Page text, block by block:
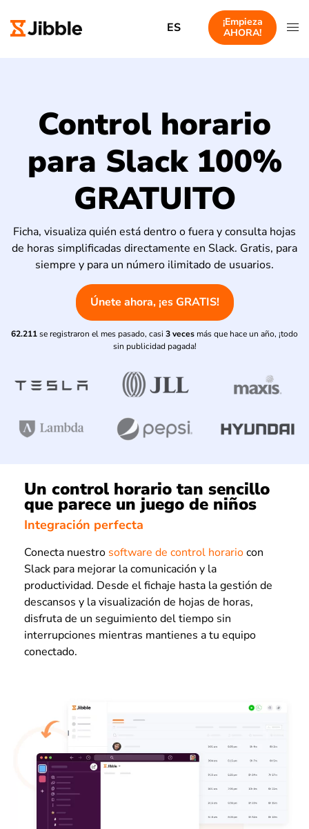
ES
¡Empieza
AHORA!
Control horario
para Slack 100%
GRATUITO
Ficha, visualiza quién está dentro o fuera y consulta hojas
de horas simplificadas directamente en Slack. Gratis, para
siempre y para un número ilimitado de usuarios.
Únete ahora, ¡es GRATIS!
62.211se registraron el mes pasado, casi 3 veces más que hace un año, ¡todo
sin publicidad pagada!
Un control horario tan sencillo
que parece un juego de niños
Integración perfecta
Conecta nuestro software de control horariocon
Slack para mejorar la comunicación y la
productividad. Desde el fichaje hasta la gestión de
descansos y la visualización de hojas de horas,
disfruta de un seguimiento del tiempo sin
interrupciones mientras mantienes a tu equipo
conectado.